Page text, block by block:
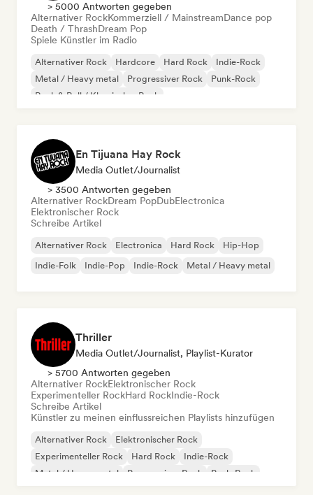
> 5000 Antworten gegeben
Alternativer RockKommerziell / MainstreamDance pop
Death / ThrashDream Pop
Spiele Künstler im Radio
Alternativer Rock Hardcore Hard Rock
Indie-Rock
Metal / Heavy metal
Progressiver Rock
Punk-Rock
Rock & Roll / Klassischer Rock
En Tijuana Hay Rock
Media Outlet/Journalist
> 3500 Antworten gegeben
Alternativer RockDream PopDubElectronica
Elektronischer Rock
Schreibe Artikel
Alternativer Rock Electronica Hard Rock
Hip-Hop
Indie-Folk
Indie-Pop Indie-Rock Metal / Heavy metal
Thriller
Media Outlet/Journalist, Playlist-Kurator
> 5700 Antworten gegeben
Alternativer RockElektronischer Rock
Experimenteller RockHard RockIndie-Rock
Schreibe Artikel
Künstler zu meinen einflussreichen Playlists hinzufügen
Alternativer Rock
Elektronischer Rock
Experimenteller Rock
Hard Rock
Indie-Rock
Metal / Heavy metal
Progressiver Rock Punk-Rock